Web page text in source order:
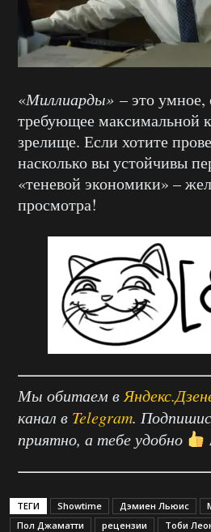
«Миллиарды» – это
требующее максимальной
зрелище. Если хотите
насколько вы устойчивы
«теневой экономики» –
просмотра!
Мы обитаем в
канал в Telegram.
приятно, а тебе удобно
ТЕГИ Showtime Дэмиен Льюис
Пол Джаматти
рецензии
Тоби